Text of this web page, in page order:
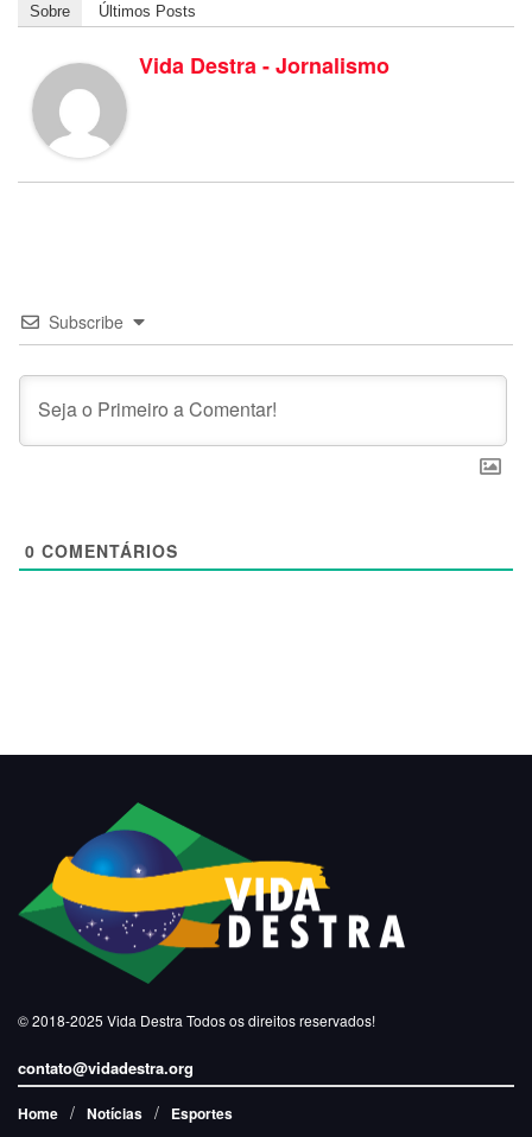
Sobre Últimos Posts
Vida Destra - Jornalismo
Subscribe
0 COMENTÁRIOS
© 2018-2025 Vida Destra Todos os direitos reservados!
contato@vidadestra.org
Home Notícias Esportes